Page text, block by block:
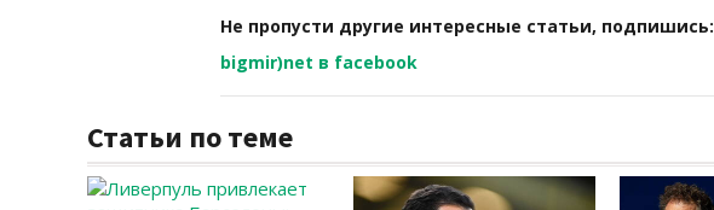
Не пропусти другие интересные статьи, подпишись:
bigmir)net в facebook
Статьи по теме